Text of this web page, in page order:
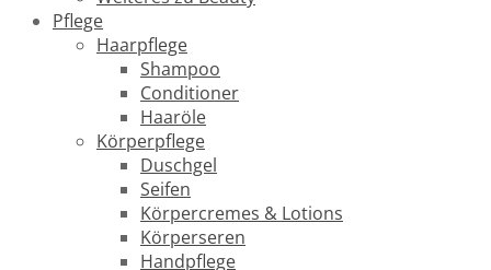
Pflege
Haarpflege
Shampoo
Conditioner
Haaröle
Körperpflege
Duschgel
Seifen
Körpercremes & Lotions
Körperseren
Handpflege